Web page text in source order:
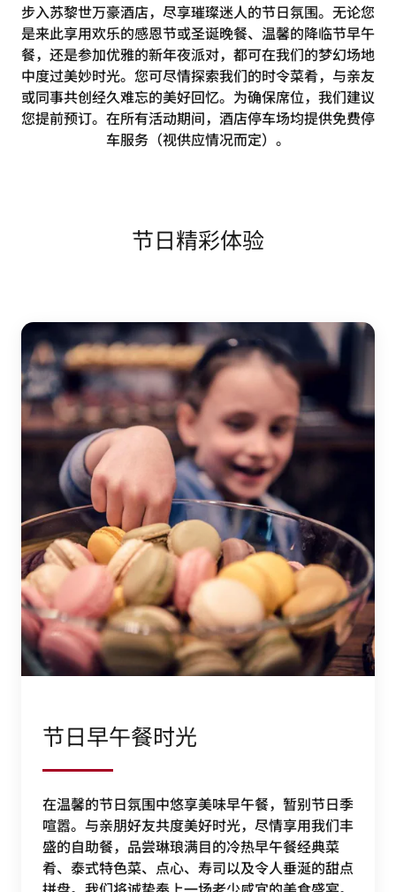
步入苏黎世万豪酒店，尽享璀璨迷人的节日氛围。无论您
是来此享用欢乐的感恩节或圣诞晚餐、温馨的降临节早午
餐，还是参加优雅的新年夜派对，都可在我们的梦幻场地
中度过美妙时光。您可尽情探索我们的时令菜肴，与亲友
或同事共创经久难忘的美好回忆。为确保席位，我们建议
您提前预订。在所有活动期间，酒店停车场均提供免费停
车服务（视供应情况而定）。
节日精彩体验
节日早午餐时光
在温馨的节日氛围中悠享美味早午餐，暂别节日季
喧嚣。与亲朋好友共度美好时光，尽情享用我们丰
盛的自助餐，品尝琳琅满目的冷热早午餐经典菜
肴、泰式特色菜、点心、寿司以及令人垂涎的甜点